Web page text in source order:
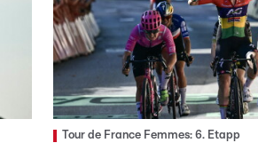
Tour de France Femmes: 6. Etapp